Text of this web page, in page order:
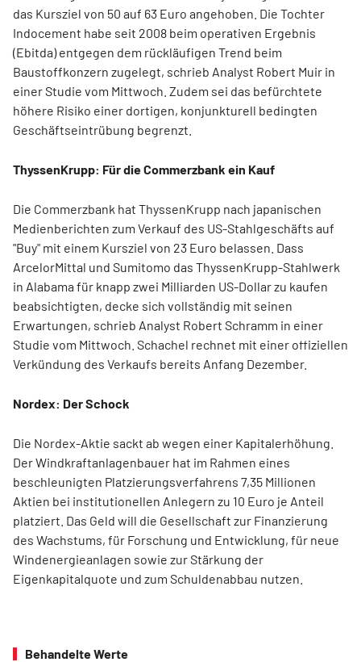
das Kursziel von 50 auf 63 Euro angehoben. Die Tochter
Indocement habe seit 2008 beim operativen Ergebnis
(Ebitda) entgegen dem rückläufigen Trend beim
Baustoffkonzern zugelegt, schrieb Analyst Robert Muir in
einer Studie vom Mittwoch. Zudem sei das befürchtete
höhere Risiko einer dortigen, konjunkturell bedingten
Geschäftseintrübung begrenzt.
ThyssenKrupp: Für die Commerzbank ein Kauf
Die Commerzbank hat ThyssenKrupp nach japanischen
Medienberichten zum Verkauf des US-Stahlgeschäfts auf
"Buy" mit einem Kursziel von 23 Euro belassen. Dass
ArcelorMittal und Sumitomo das ThyssenKrupp-Stahlwerk
in Alabama für knapp zwei Milliarden US-Dollar zu kaufen
beabsichtigten, decke sich vollständig mit seinen
Erwartungen, schrieb Analyst Robert Schramm in einer
Studie vom Mittwoch. Schachel rechnet mit einer offiziellen
Verkündung des Verkaufs bereits Anfang Dezember.
Nordex: Der Schock
Die Nordex-Aktie sackt ab wegen einer Kapitalerhöhung.
Der Windkraftanlagenbauer hat im Rahmen eines
beschleunigten Platzierungsverfahrens 7,35 Millionen
Aktien bei institutionellen Anlegern zu 10 Euro je Anteil
platziert. Das Geld will die Gesellschaft zur Finanzierung
des Wachstums, für Forschung und Entwicklung, für neue
Windenergieanlagen sowie zur Stärkung der
Eigenkapitalquote und zum Schuldenabbau nutzen.
Behandelte Werte